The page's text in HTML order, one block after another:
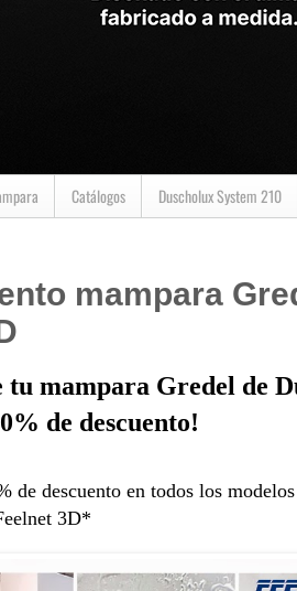
Catálogos Duscholux System 210
mampara
tu mampara Gredel de
de descuento!
de descuento en todos los
3D*